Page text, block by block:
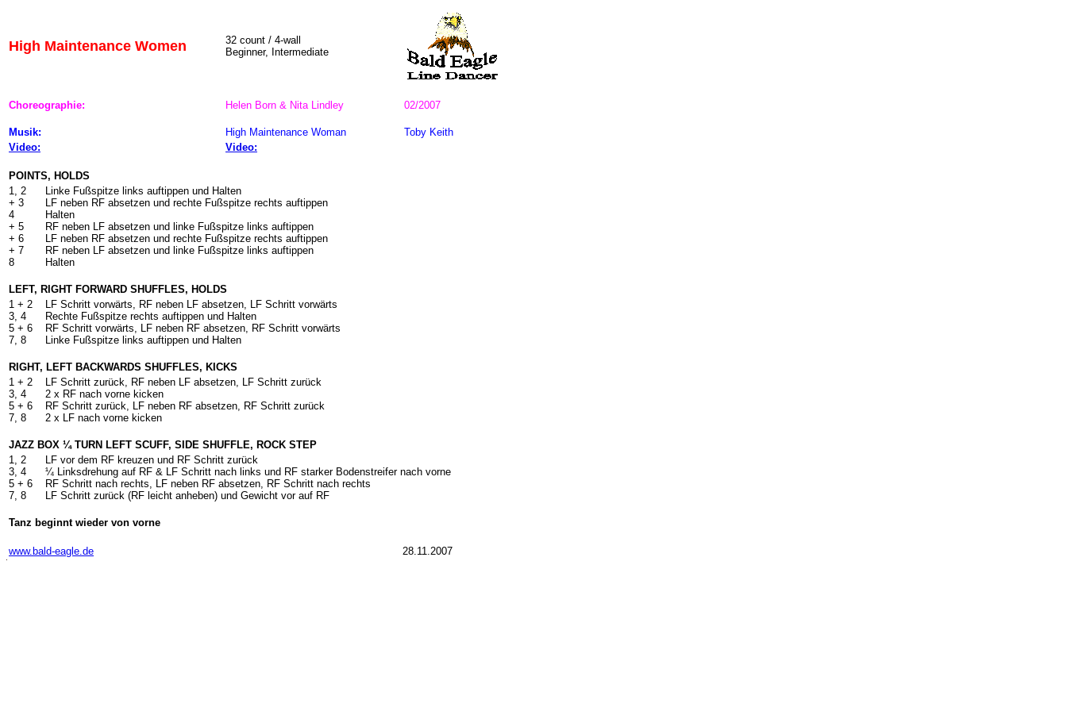
High Maintenance Women
32 count / 4-wall
Beginner, Intermediate
Choreographie: Helen Born & Nita Lindley 02/2007
Musik: High Maintenance Woman
Toby Keith
Video:
Video:
POINTS, HOLDS
1, 2
+ 3
4
+ 5
+ 6
+ 7
8
Linke Fußspitze links auftippen und Halten
LF neben RF absetzen und rechte Fußspitze rechts auftippen
Halten
RF neben LF absetzen und linke Fußspitze links auftippen
LF neben RF absetzen und rechte Fußspitze rechts auftippen
RF neben LF absetzen und linke Fußspitze links auftippen
Halten
LEFT, RIGHT FORWARD SHUFFLES, HOLDS
1 + 2
3, 4
5 + 6
7, 8
LF Schritt vorwärts, RF neben LF absetzen, LF Schritt vorwärts
Rechte Fußspitze rechts auftippen und Halten
RF Schritt vorwärts, LF neben RF absetzen, RF Schritt vorwärts
Linke Fußspitze links auftippen und Halten
RIGHT, LEFT BACKWARDS SHUFFLES, KICKS
1 + 2
3, 4
5 + 6
7, 8
LF Schritt zurück, RF neben LF absetzen, LF Schritt zurück
2 x RF nach vorne kicken
RF Schritt zurück, LF neben RF absetzen, RF Schritt zurück
2 x LF nach vorne kicken
JAZZ BOX ¼ TURN LEFT SCUFF, SIDE SHUFFLE, ROCK STEP
1, 2
3, 4
5 + 6
7, 8
LF vor dem RF kreuzen und RF Schritt zurück
¼ Linksdrehung auf RF & LF Schritt nach links und RF starker Bodenstreifer nach vorne
RF Schritt nach rechts, LF neben RF absetzen, RF Schritt nach rechts
LF Schritt zurück (RF leicht anheben) und Gewicht vor auf RF
Tanz beginnt wieder von vorne
www.bald-eagle.de 28.11.2007